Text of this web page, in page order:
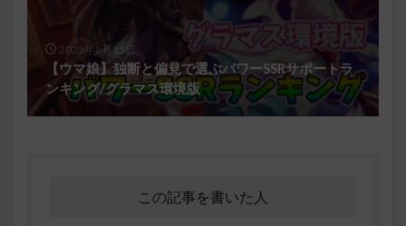
2023年8月15日
【ウマ娘】独断と偏見で選ぶパワーSSRサポートラ
ンキング/グラマス環境版
この記事を書いた人